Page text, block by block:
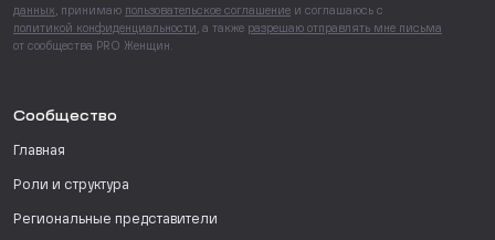
данных , принимаю пользовательское соглашение и соглашаюсь с
политикой конфиденциальности , а также разрешаю отправлять мне письма
от сообщества PRO Женщин.
Сообщество
Главная
Роли и структура
Региональные представители